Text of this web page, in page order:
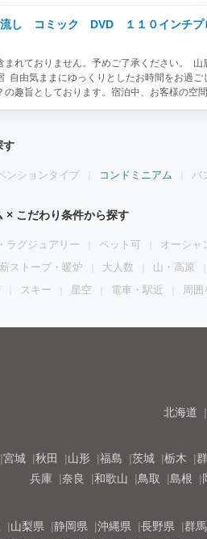
し コミック DVD １１０インチプ
れておりません。予めご了承ください。 山
自由気ままにゆっくりとしたお時間をお過
趣旨としております。宿泊中、お客様の空
様のチェックイン予定日の２日前の午前中
。管理人おすすめの飲食店についてご希望が
ンガ館（別館） ■ 宿の裏手に常時３万冊の
。是非ご利用ください。※マンガ館は、ここ
ます。
す
ンションタイプ コンドミニアム バ
× こだわり条件から探す
ラグジュアリー ペット可 オーシャ
薪ストーブ・暖炉 大人数 山・高原
スキー 星空 電車・駅近 周囲
北海道
宮城 秋田 山形 福島 茨城 栃木
兵庫
奈良 和歌山 鳥取 島根
山梨県 静岡県 沖縄県 長野県 群